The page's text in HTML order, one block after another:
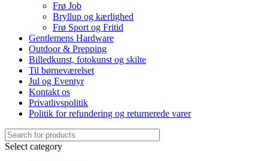
Frø Job
Bryllup og kærlighed
Frø Sport og Fritid
Gentlemens Hardware
Outdoor & Prepping
Billedkunst, fotokunst og skilte
Til børneværelset
Jul og Eventyr
Kontakt os
Privatlivspolitik
Politik for refundering og returnerede varer
Select category